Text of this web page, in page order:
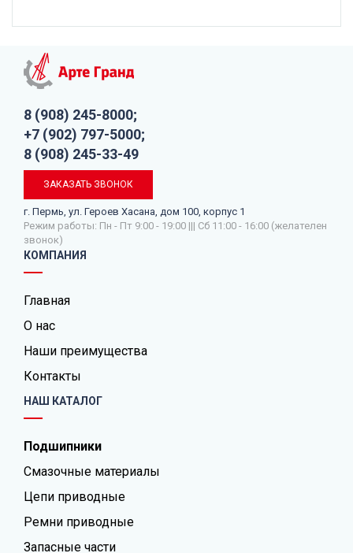
8 (908) 245-8000;
+7 (902) 797-5000;
8 (908) 245-33-49
ЗАКАЗАТЬ ЗВОНОК
г. Пермь, ул. Героев Хасана, дом 100, корпус 1
Режим работы: Пн - Пт 9:00 - 19:00 ||| Сб 11:00 - 16:00 (желателен
звонок)
КОМПАНИЯ
Главная
О нас
Наши преимущества
Контакты
НАШ КАТАЛОГ
Подшипники
Смазочные материалы
Цепи приводные
Ремни приводные
Запасные части